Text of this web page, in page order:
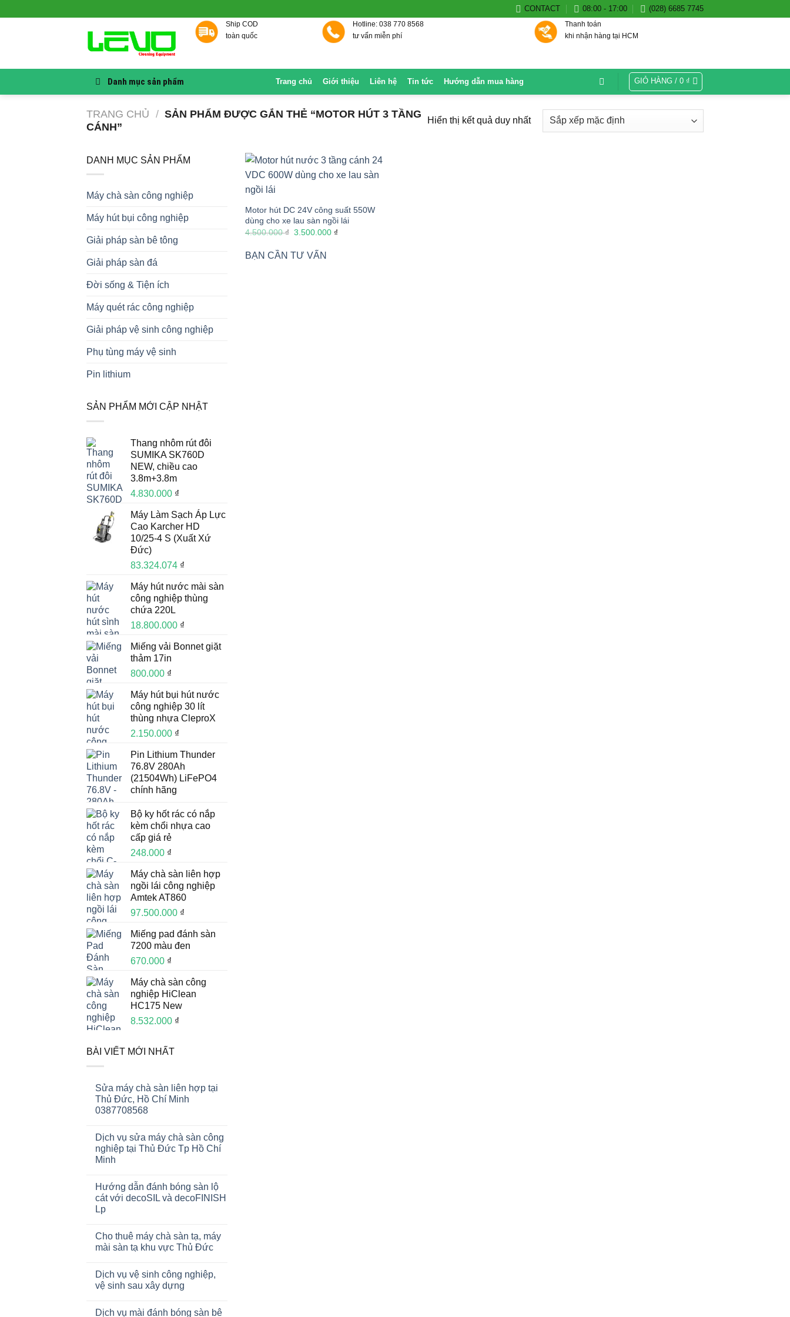
CONTACT 08:00 - 17:00 (028) 6685 7745
Ship COD
toàn quốc
Hotline: 038 770 8568
tư vấn miễn phí
Thanh toán
khi nhận hàng tại HCM
Danh mục sản phẩm Trang chủ Giới thiệu Liên hệ Tin tức Hướng dẫn mua hàng GIỎ HÀNG / 0 ₫
TRANG CHỦ / SẢN PHẨM ĐƯỢC GẮN THẺ “MOTOR HÚT 3 TẦNG
CÁNH”
Hiển thị kết quả duy nhất
DANH MỤC SẢN PHẨM
Máy chà sàn công nghiệp
Máy hút bụi công nghiệp
Giải pháp sàn bê tông
Giải pháp sàn đá
Đời sống & Tiện ích
Máy quét rác công nghiệp
Giải pháp vệ sinh công nghiệp
Phụ tùng máy vệ sinh
Pin lithium
SẢN PHẨM MỚI CẬP NHẬT
Thang nhôm rút đôi
SUMIKA SK760D
NEW, chiều cao
3.8m+3.8m
4.830.000 ₫
Máy Làm Sạch Áp Lực
Cao Karcher HD
10/25-4 S (Xuất Xứ
Đức)
83.324.074 ₫
Máy hút nước mài sàn
công nghiệp thùng
chứa 220L
18.800.000 ₫
Miếng vải Bonnet giặt
thảm 17in
800.000 ₫
Máy hút bụi hút nước
công nghiệp 30 lít
thùng nhựa CleproX
2.150.000 ₫
Pin Lithium Thunder
76.8V 280Ah
(21504Wh) LiFePO4
chính hãng
Bộ ky hốt rác có nắp
kèm chổi nhựa cao
cấp giá rẻ
248.000 ₫
Máy chà sàn liên hợp
ngồi lái công nghiệp
Amtek AT860
97.500.000 ₫
Miếng pad đánh sàn
7200 màu đen
670.000 ₫
Máy chà sàn công
nghiệp HiClean
HC175 New
8.532.000 ₫
BÀI VIẾT MỚI NHẤT
Sửa máy chà sàn liên hợp tại
Thủ Đức, Hồ Chí Minh
0387708568
Dịch vụ sửa máy chà sàn công
nghiệp tại Thủ Đức Tp Hồ Chí
Minh
Hướng dẫn đánh bóng sàn lộ
cát với decoSIL và decoFINISH
Lp
Cho thuê máy chà sàn tạ, máy
mài sàn tạ khu vực Thủ Đức
Dịch vụ vệ sinh công nghiệp,
vệ sinh sau xây dựng
Dịch vụ mài đánh bóng sàn bê
Motor hút DC 24V công suất 550W
dùng cho xe lau sàn ngồi lái
4.500.000₫ Giá
4.500.000 ₫.
3.500.000 ₫
BẠN CẦN TƯ VẤN